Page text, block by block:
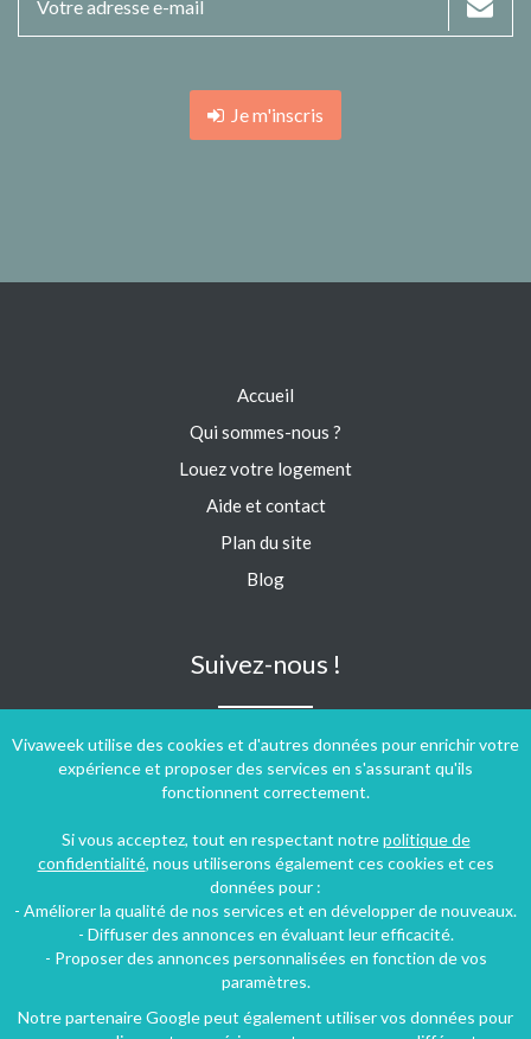
Je m'inscris
Vivaweek utilise des cookies et d'autres données pour enrichir votre
expérience et proposer des services en s'assurant qu'ils
fonctionnent correctement.
Si vous acceptez, tout en respectant notrepolitique de
confidentialité, nous utiliserons également ces cookies et ces
données pour :
- Améliorer la qualité de nos services et en développer de nouveaux.
- Diffuser des annonces en évaluant leur efficacité.
- Proposer des annonces personnalisées en fonction de vos
paramètres.
Notre partenaire Google peut également utiliser vos données pour
Accueil
Qui sommes-nous ?
Louez votre logement
Aide et contact
Plan du site
Blog
Suivez-nous !